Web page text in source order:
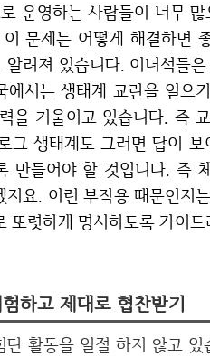
문제는 어떻게 해결하면
알려져 있습니다. 이녀석들
에서는 생태계 교란을 일으
을 기울이고 있습니다. 즉
그 생태계도 그러면 답이
만들어야 할 것입니다. 즉
지요. 이런 부작용 때문인지
또렷하게 명시하도록 가이
하고 제대로 협찬받기